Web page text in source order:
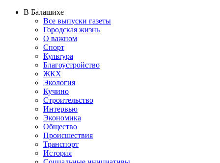
В Балашихе
Все выпуски газеты
Городская жизнь
О важном
Спорт
Культура
Благоустройство
ЖКХ
Экология
Кучино
Строительство
Интервью
Экономика
Общество
Происшествия
Транспорт
История